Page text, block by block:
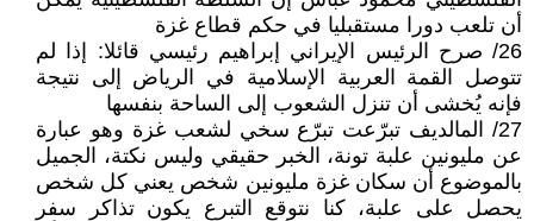
أن تلعب دورا مستقبليا في حكم قطاع غزة
26/ صرح الرئيس الإيراني إبراهيم رئيسي قائلا: إذا لم
تتوصل القمة العربية الإسلامية في الرياض إلى نتيجة
فإنه يُخشى أن تنزل الشعوب إلى الساحة بنفسها
27/ المالديف تبرّعت تبرّع سخي لشعب غزة وهو عبارة
عن مليونين علبة تونة، الخبر حقيقي وليس نكتة، الجميل
بالموضوع أن سكان غزة مليونين شخص يعني كل شخص
يحصل على علبة، كنا نتوقع التبرع يكون تذاكر سفر